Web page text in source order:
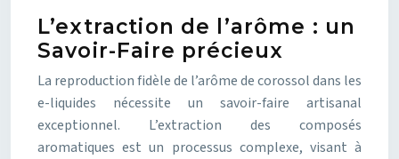
L’extraction de l’arôme : un
Savoir-Faire précieux
La reproduction fidèle de l’arôme de corossol dans les
e-liquides nécessite un savoir-faire artisanal
exceptionnel. L’extraction des composés
aromatiques est un processus complexe, visant à